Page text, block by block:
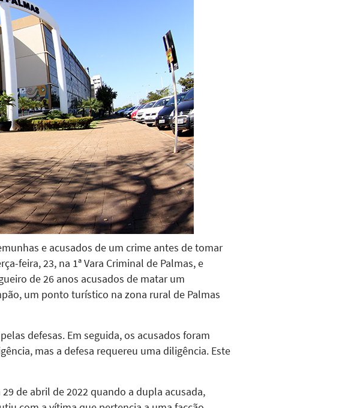
e acusados de um crime antes de tomar
feira, 23, na 1ª Vara Criminal de Palmas, e
de 26 anos acusados de matar um
um ponto turístico na zona rural de Palmas
defesas. Em seguida, os acusados foram
mas a defesa requereu uma diligência. Este
de abril de 2022 quando a dupla acusada,